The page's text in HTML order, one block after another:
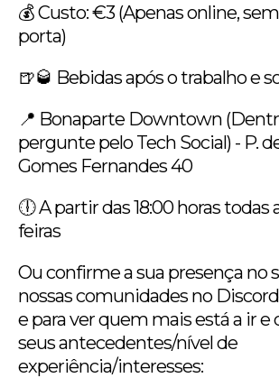
💰 Custo: €3 (Apenas online,
porta)
🍺🥃 Bebidas após o trabalho e
📍 Bonaparte Downtown
pergunte pelo Tech Social) - P.
Gomes Fernandes 40
🕕 A partir das 18:00 horas todas
feiras
Ou confirme a sua presença no
nossas comunidades no
e para ver quem mais está a ir e
seus antecedentes/nível de
experiência/interesses: